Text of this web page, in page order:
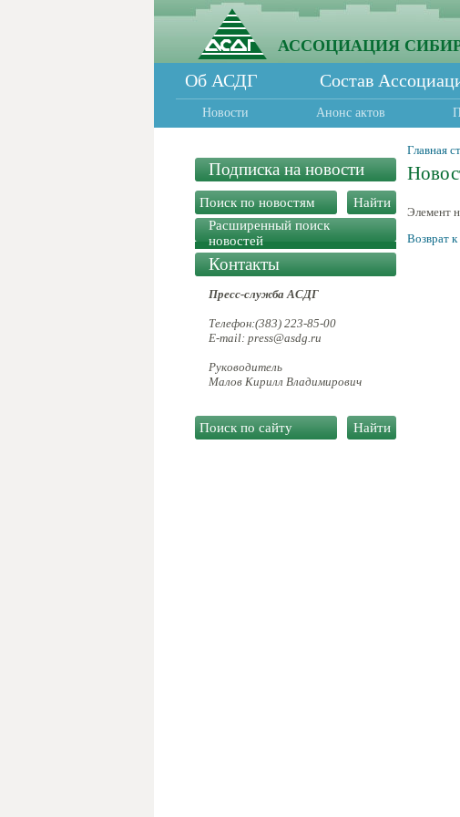
АССОЦИАЦИЯ
Об АСДГ Состав
Новости Анонс актов
Подписка на новости
Расширенный поиск
новостей
Контакты
Пресс-служба АСДГ
Телефон:(383) 223-85-00
E-mail: press@asdg.ru
Руководитель
Малов Кирилл Владимирович
Главная
Элемент
Возврат